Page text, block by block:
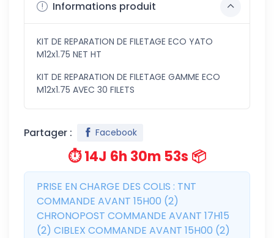
Informations produit
KIT DE REPARATION DE FILETAGE ECO YATO
M12x1.75 NET HT
KIT DE REPARATION DE FILETAGE GAMME ECO
M12x1.75 AVEC 30 FILETS
Partager : Facebook
⏱️ 14J 6h 30m 53s 📦
PRISE EN CHARGE DES COLIS : TNT
COMMANDE AVANT 15H00 (2)
CHRONOPOST COMMANDE AVANT 17H15
(2) CIBLEX COMMANDE AVANT 15H00 (2)